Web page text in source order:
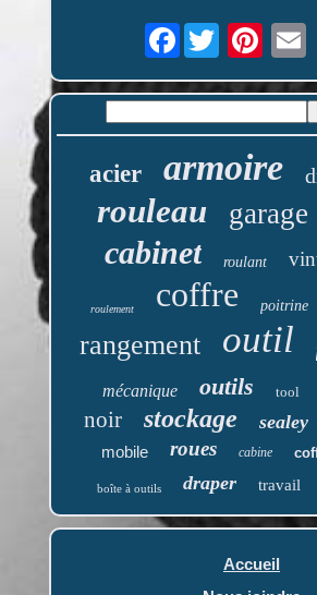
Facebook
acier armoire
rouleau garage
cabinet roulant
roulement coffre poitrine
rangement outil
mécanique outils tool
noir stockage sealey
mobile
roues cabine
boîte à outils draper travail
Accueil